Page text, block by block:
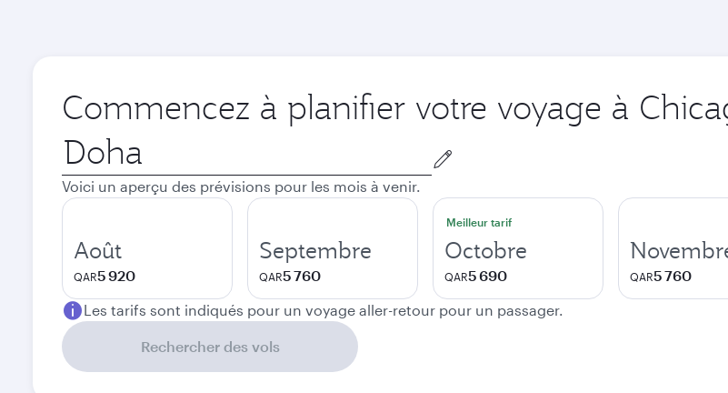
Commencez à planifier votre voyage à
Ville
de
départ
Voici un aperçu des prévisions pour les mois à venir.
Août
QAR5 920
Septembre
QAR5 760
Meilleur tarif
Octobre
QAR5 690 QAR5 760
Les tarifs sont indiqués pour un voyage aller-retour pour un passager.
Rechercher des vols